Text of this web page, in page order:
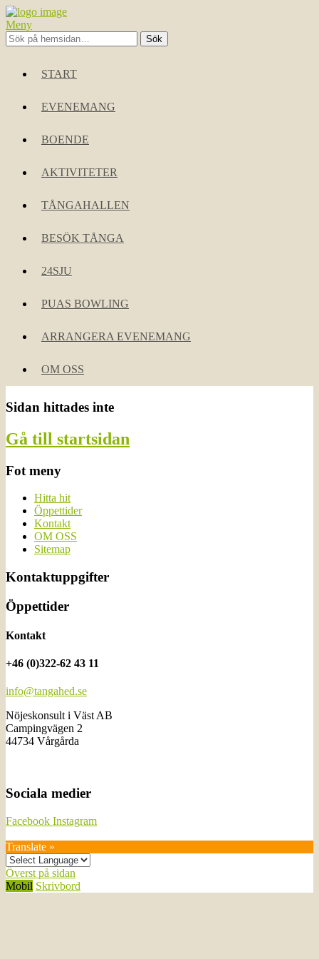
Meny
START
EVENEMANG
BOENDE
AKTIVITETER
TÅNGAHALLEN
BESÖK TÅNGA
24SJU
PUAS BOWLING
ARRANGERA EVENEMANG
OM OSS
Sidan hittades inte
Gå till startsidan
Fot meny
Hitta hit
Öppettider
Kontakt
OM OSS
Sitemap
Kontaktuppgifter
Öppettider
Kontakt
+46 (0)322-62 43 11
info@tangahed.se
Nöjeskonsult i Väst AB
Campingvägen 2
44734 Vårgårda
Sociala medier
Facebook Instagram
Translate »
Överst på sidan
Mobil Skrivbord